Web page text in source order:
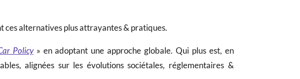
alternatives plus attrayantes & pratiques.
Policy» en adoptant une approche globale. Qui plus est, en
alignées sur les évolutions sociétales, réglementaires &